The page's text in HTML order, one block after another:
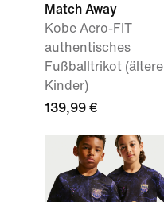
Match Away
Kobe Aero-FIT
authentisches
Fußballtrikot (ältere
Kinder)
139,99 €